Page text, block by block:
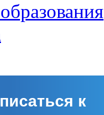
к